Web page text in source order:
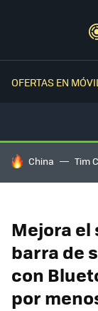
OFERTAS EN
HOY SE HABLA
China Tim
Mejora el
barra de
con
por